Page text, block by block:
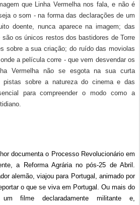
que Linha Vermelha nos fala, e não é
o som - na forma das declarações de um
doente, nunca aparece na imagem; das
os únicos restos dos bastidores de Torre
sobre a sua criação; do ruído das moviolas
a película corre - que vem desvendar os
Vermelha não se esgota na sua curta
pistas sobre a natureza do cinema e das
para compreender o modo como a
documenta o Processo Revolucionário em
a Reforma Agrária no pós-25 de Abril.
alemão, viajou para Portugal, animado por
o que se viva em Portugal. Ou mais do
filme declaradamente militante e,